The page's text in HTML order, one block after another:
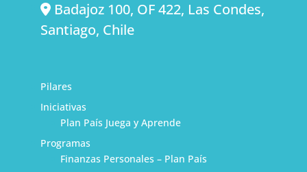
Badajoz 100, OF 422, Las Condes,
Santiago, Chile
Pilares
Iniciativas
Plan País Juega y Aprende
Programas
Finanzas Personales – Plan País